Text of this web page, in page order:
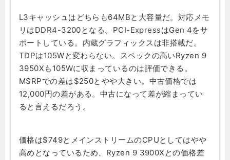
L3キャッシュはどちらも64MBと大容量だ。対応メモ
リはDDR4-3200となる。PCI-ExpressはGen 4をサ
ポートしている。内蔵グラフィックスは非搭載だ。
TDPは105Wと変わらない。スペックの高いRyzen 9
3950Xも105Wに収まっているのは評価できる。
MSRPでの差は$250とやや大きい。中古価格では
12,000円の差がある。中古になって差が縮まってい
ると言えるだろう。
価格は$749とメインストリームのCPUとしてはやや
高めとなっているため、Ryzen 9 3900Xとの価格差